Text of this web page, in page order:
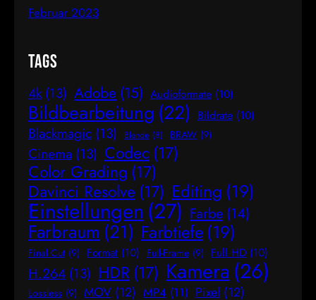
Februar 2023
Tags
4k (13) Adobe (15) Audioformate (10)
Bildbearbeitung (22) Bildrate (10)
Blackmagic (13) Blende (8) BRAW (9)
Cinema (13) Codec (17)
Color Grading (17)
Davinci Resolve (17) Editing (19)
Einstellungen(27) Farbe (14)
Farbraum (21) Farbtiefe (19)
Final Cut (9) Format (10) Full-Frame (9) Full HD (10)
H.264 (13) HDR (17) Kamera (26)
Lossless (9) MOV (12) MP4 (11) Pixel (12)